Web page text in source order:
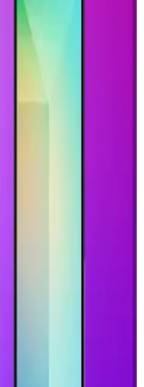
bilgisayarlar
çözünürlüklü ekranlar,
bu cihazlar,
Yenilikler:
ekranlar ve gelişmiş
yaşam kalitesini
Deneyimine
açısından
tasarımıyla
Güncel